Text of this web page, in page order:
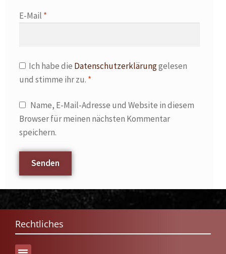
E-Mail *
Ich habe die Datenschutzerklärunggelesen
und stimme ihr zu. *
Name, E-Mail-Adresse und Website in diesem
Browser für meinen nächsten Kommentar
speichern.
Rechtliches